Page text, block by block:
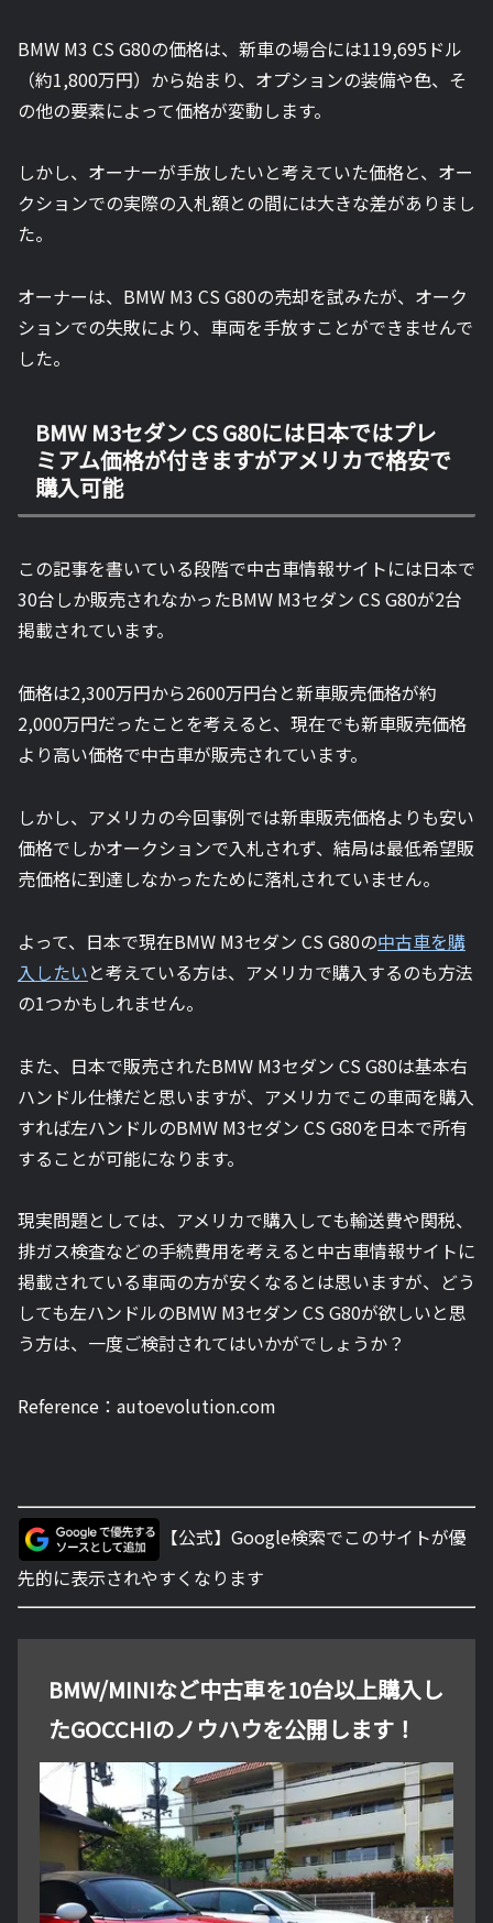
BMW M3 CS G80の価格は、新車の場合には119,695ドル
（約1,800万円）から始まり、オプションの装備や色、そ
の他の要素によって価格が変動します。
しかし、オーナーが手放したいと考えていた価格と、オー
クションでの実際の入札額との間には大きな差がありまし
た。
オーナーは、BMW M3 CS G80の売却を試みたが、オーク
ションでの失敗により、車両を手放すことができませんで
した。
BMW M3セダン CS G80には日本ではプレ
ミアム価格が付きますがアメリカで格安で
購入可能
この記事を書いている段階で中古車情報サイトには日本で
30台しか販売されなかったBMW M3セダン CS G80が2台
掲載されています。
価格は2,300万円から2600万円台と新車販売価格が約
2,000万円だったことを考えると、現在でも新車販売価格
より高い価格で中古車が販売されています。
しかし、アメリカの今回事例では新車販売価格よりも安い
価格でしかオークションで入札されず、結局は最低希望販
売価格に到達しなかったために落札されていません。
よって、日本で現在BMW M3セダン CS G80の中古車を購
入したいと考えている方は、アメリカで購入するのも方法
の1つかもしれません。
また、日本で販売されたBMW M3セダン CS G80は基本右
ハンドル仕様だと思いますが、アメリカでこの車両を購入
すれば左ハンドルのBMW M3セダン CS G80を日本で所有
することが可能になります。
現実問題としては、アメリカで購入しても輸送費や関税、
排ガス検査などの手続費用を考えると中古車情報サイトに
掲載されている車両の方が安くなるとは思いますが、どう
しても左ハンドルのBMW M3セダン CS G80が欲しいと思
う方は、一度ご検討されてはいかがでしょうか？
Reference：autoevolution.com
【公式】Google検索でこのサイトが優
先的に表示されやすくなります
BMW/MINIなど中古車を10台以上購入し
たGOCCHIのノウハウを公開します！